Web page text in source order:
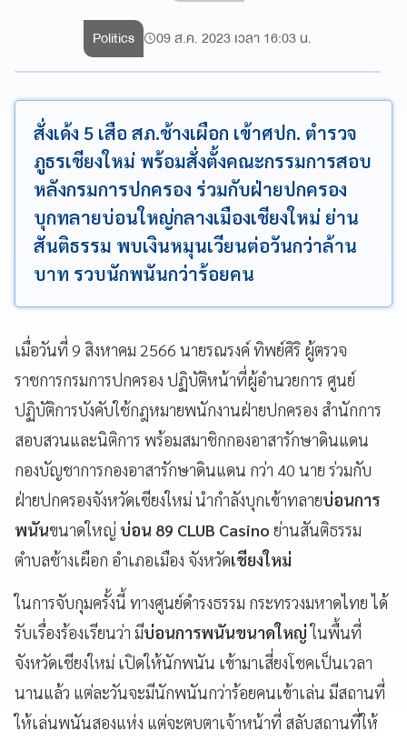
Politics 09 ส.ค. 2023 เวลา 16:03 น.
สั่งเด้ง 5 เสือ สภ.ช้างเผือก เข้าศปก. ตำรวจ
ภูธรเชียงใหม่ พร้อมสั่งตั้งคณะกรรมการสอบ
หลังกรมการปกครอง ร่วมกับฝ่ายปกครอง
บุกทลายบ่อนใหญ่กลางเมืองเชียงใหม่ ย่าน
สันติธรรม พบเงินหมุนเวียนต่อวันกว่าล้าน
บาท รวบนักพนันกว่าร้อยคน
เมื่อวันที่ 9 สิงหาคม 2566 นายรณรงค์ ทิพย์ศิริ ผู้ตรวจ
ราชการกรมการปกครอง ปฏิบัติหน้าที่ผู้อำนวยการ ศูนย์
ปฏิบัติการบังคับใช้กฎหมายพนักงานฝ่ายปกครอง สำนักการ
สอบสวนและนิติการ พร้อมสมาชิกกองอาสารักษาดินแดน
กองบัญชาการกองอาสารักษาดินแดน กว่า 40 นาย ร่วมกับ
ฝ่ายปกครองจังหวัดเชียงใหม่ นำกำลังบุกเข้าทลายบ่อนการ
พนันขนาดใหญ่ บ่อน 89 CLUB Casino ย่านสันติธรรม
ตำบลช้างเผือก อำเภอเมือง จังหวัดเชียงใหม่
ในการจับกุมครั้งนี้ ทางศูนย์ดำรงธรรม กระทรวงมหาดไทย ได้
รับเรื่องร้องเรียนว่า มีบ่อนการพนันขนาดใหญ่ในพื้นที่
จังหวัดเชียงใหม่ เปิดให้นักพนัน เข้ามาเสี่ยงโชคเป็นเวลา
นานแล้ว แต่ละวันจะมีนักพนันกว่าร้อยคนเข้าเล่น มีสถานที่
ให้เล่นพนันสองแห่ง แต่จะตบตาเจ้าหน้าที่ สลับสถานที่ให้